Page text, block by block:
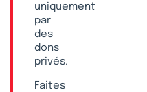
uniquement
par
des
dons
privés.
Faites